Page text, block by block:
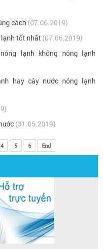
cách (07.06.2019)
lạnh tốt nhất (07.06.2019)
lạnh không nóng lạnh
hay cây nước nóng lạnh
(31.05.2019)
4 5 6 End